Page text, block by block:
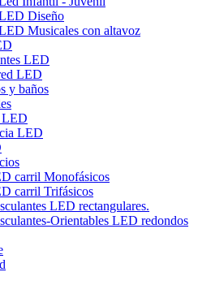
Diseño
Musicales con altavoz
LED
LED
y baños
LED
LED
carril Monofásicos
carril Trifásicos
LED rectangulares.
Orientables LED redondos